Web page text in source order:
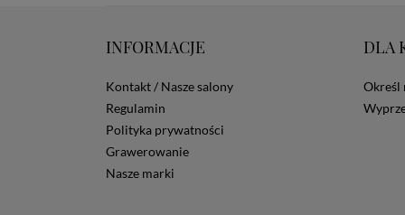
INFORMACJE
Kontakt / Nasze salony
Regulamin
Polityka prywatności
Grawerowanie
Nasze marki
DLA
Określ